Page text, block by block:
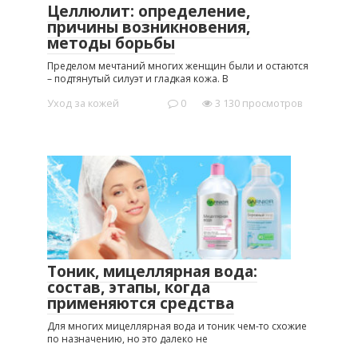
Целлюлит: определение,
причины возникновения,
методы борьбы
Пределом мечтаний многих женщин были и остаются
– подтянутый силуэт и гладкая кожа. В
Уход за кожей 0 3 130 просмотров
Тоник, мицеллярная вода:
состав, этапы, когда
применяются средства
Для многих мицеллярная вода и тоник чем-то схожие
по назначению, но это далеко не